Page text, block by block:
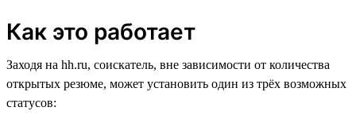
Как это работает
Заходя на hh.ru, соискатель, вне зависимости от количества
открытых резюме, может установить один из трёх возможных
статусов: